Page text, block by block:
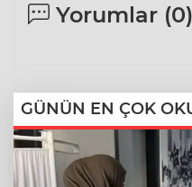
Yorumlar (0)
GÜNÜN EN ÇOK